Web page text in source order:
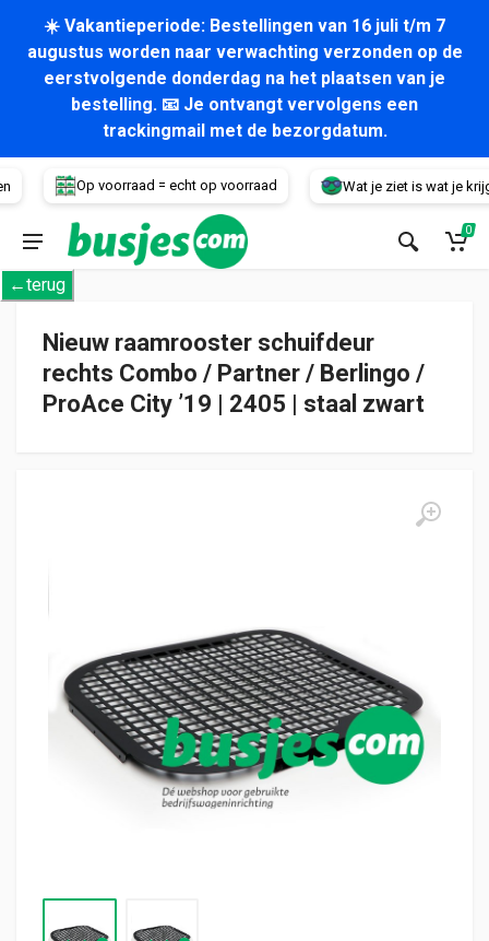
☀️ Vakantieperiode: Bestellingen van 16 juli t/m 7
augustus worden naar verwachting verzonden op de
eerstvolgende donderdag na het plaatsen van je
bestelling. 📧 Je ontvangt vervolgens een
trackingmail met de bezorgdatum.
Op voorraad = echt op voorraad Wat je ziet is wat je krijgt!
Voertuig
0
←terug
Nieuw raamrooster schuifdeur
rechts Combo / Partner / Berlingo /
ProAce City ’19 | 2405 | staal zwart